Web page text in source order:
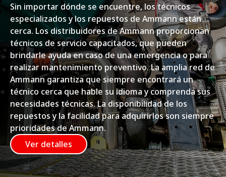
Sin importar dónde se encuentre, los técnicos
especializados y los repuestos de Ammann están
cerca. Los distribuidores de Ammann proporcionan
técnicos de servicio capacitados, que pueden
brindarle ayuda en caso de una emergencia o para
realizar mantenimiento preventivo. La amplia red de
Ammann garantiza que siempre encontrará un
técnico cerca que hable su idioma y comprenda sus
necesidades técnicas. La disponibilidad de los
repuestos y la facilidad para adquirirlos son siempre
prioridades de Ammann.
Ver detalles